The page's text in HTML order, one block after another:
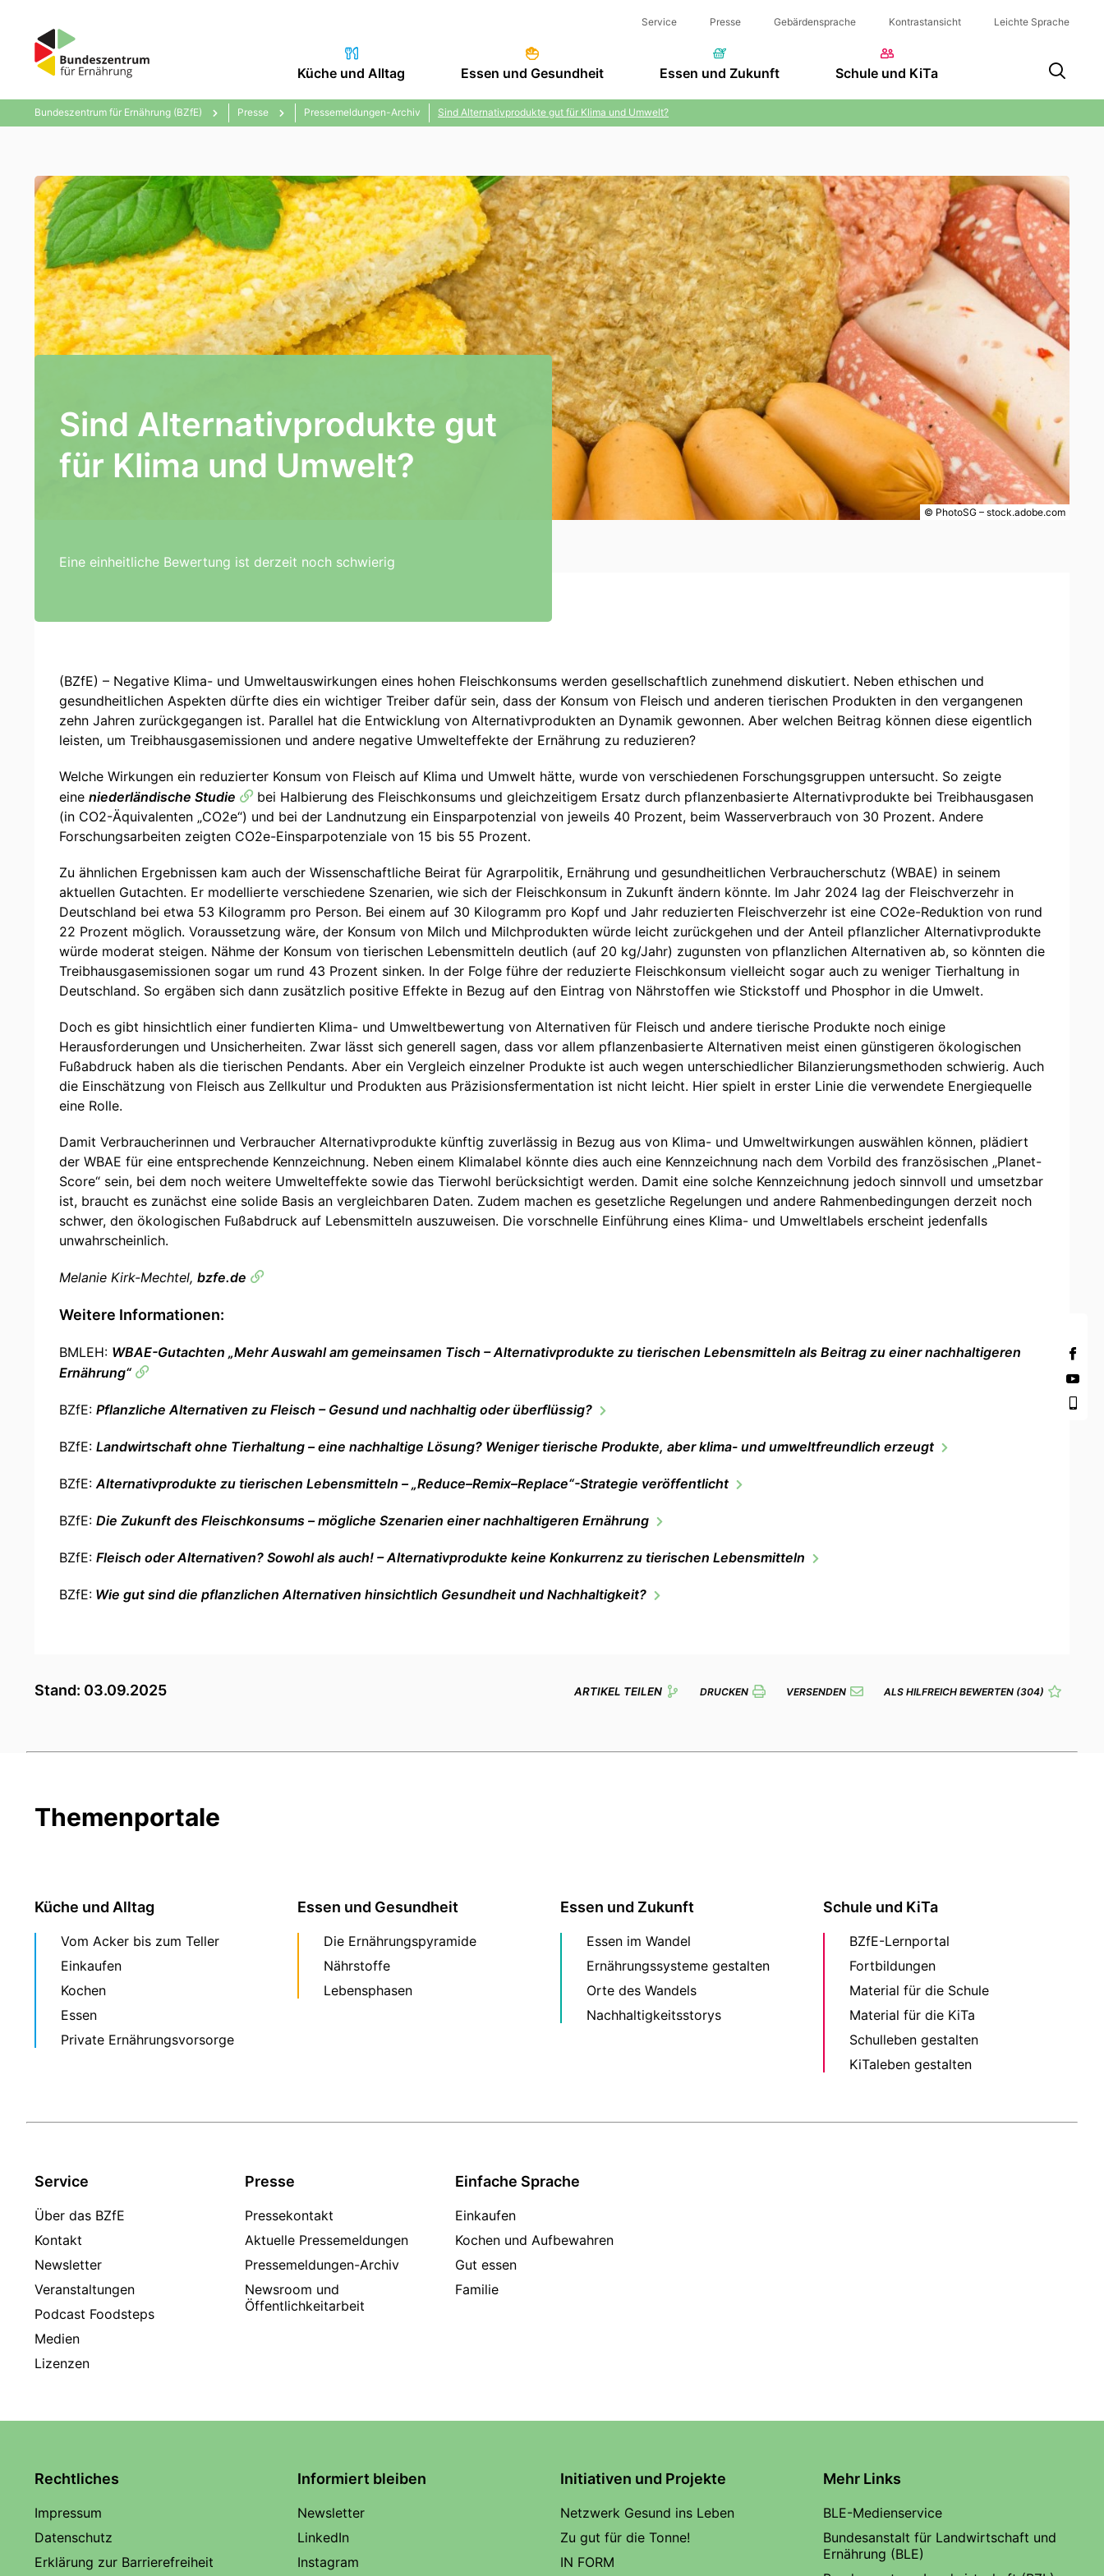
Service Presse Gebärdensprache Kontrastansicht Leichte Sprache
Küche und Alltag Essen und Gesundheit Essen und Zukunft Schule und KiTa
Bundeszentrum für Ernährung (BZfE) Presse Pressemeldungen-Archiv Sind Alternativprodukte gut für Klima und Umwelt?
Sind Alternativprodukte gut
für Klima und Umwelt?
Eine einheitliche Bewertung ist derzeit noch schwierig
© PhotoSG – stock.adobe.com
(BZfE) – Negative Klima- und Umweltauswirkungen eines hohen Fleischkonsums werden gesellschaftlich zunehmend diskutiert. Neben ethischen und
gesundheitlichen Aspekten dürfte dies ein wichtiger Treiber dafür sein, dass der Konsum von Fleisch und anderen tierischen Produkten in den vergangenen
zehn Jahren zurückgegangen ist. Parallel hat die Entwicklung von Alternativprodukten an Dynamik gewonnen. Aber welchen Beitrag können diese eigentlich
leisten, um Treibhausgasemissionen und andere negative Umwelteffekte der Ernährung zu reduzieren?
Welche Wirkungen ein reduzierter Konsum von Fleisch auf Klima und Umwelt hätte, wurde von verschiedenen Forschungsgruppen untersucht. So zeigte
eine niederländische Studie
bei Halbierung des Fleischkonsums und gleichzeitigem Ersatz durch pflanzenbasierte Alternativprodukte bei Treibhausgasen
(in CO2-Äquivalenten „CO2e“) und bei der Landnutzung ein Einsparpotenzial von jeweils 40 Prozent, beim Wasserverbrauch von 30 Prozent. Andere
Forschungsarbeiten zeigten CO2e-Einsparpotenziale von 15 bis 55 Prozent.
Zu ähnlichen Ergebnissen kam auch der Wissenschaftliche Beirat für Agrarpolitik, Ernährung und gesundheitlichen Verbraucherschutz (WBAE) in seinem
aktuellen Gutachten. Er modellierte verschiedene Szenarien, wie sich der Fleischkonsum in Zukunft ändern könnte. Im Jahr 2024 lag der Fleischverzehr in
Deutschland bei etwa 53 Kilogramm pro Person. Bei einem auf 30 Kilogramm pro Kopf und Jahr reduzierten Fleischverzehr ist eine CO2e-Reduktion von rund
22 Prozent möglich. Voraussetzung wäre, der Konsum von Milch und Milchprodukten würde leicht zurückgehen und der Anteil pflanzlicher Alternativprodukte
würde moderat steigen. Nähme der Konsum von tierischen Lebensmitteln deutlich (auf 20 kg/Jahr) zugunsten von pflanzlichen Alternativen ab, so könnten die
Treibhausgasemissionen sogar um rund 43 Prozent sinken. In der Folge führe der reduzierte Fleischkonsum vielleicht sogar auch zu weniger Tierhaltung in
Deutschland. So ergäben sich dann zusätzlich positive Effekte in Bezug auf den Eintrag von Nährstoffen wie Stickstoff und Phosphor in die Umwelt.
Doch es gibt hinsichtlich einer fundierten Klima- und Umweltbewertung von Alternativen für Fleisch und andere tierische Produkte noch einige
Herausforderungen und Unsicherheiten. Zwar lässt sich generell sagen, dass vor allem pflanzenbasierte Alternativen meist einen günstigeren ökologischen
Fußabdruck haben als die tierischen Pendants. Aber ein Vergleich einzelner Produkte ist auch wegen unterschiedlicher Bilanzierungsmethoden schwierig. Auch
die Einschätzung von Fleisch aus Zellkultur und Produkten aus Präzisionsfermentation ist nicht leicht. Hier spielt in erster Linie die verwendete Energiequelle
eine Rolle.
Damit Verbraucherinnen und Verbraucher Alternativprodukte künftig zuverlässig in Bezug aus von Klima- und Umweltwirkungen auswählen können, plädiert
der WBAE für eine entsprechende Kennzeichnung. Neben einem Klimalabel könnte dies auch eine Kennzeichnung nach dem Vorbild des französischen „Planet-
Score“ sein, bei dem noch weitere Umwelteffekte sowie das Tierwohl berücksichtigt werden. Damit eine solche Kennzeichnung jedoch sinnvoll und umsetzbar
ist, braucht es zunächst eine solide Basis an vergleichbaren Daten. Zudem machen es gesetzliche Regelungen und andere Rahmenbedingungen derzeit noch
schwer, den ökologischen Fußabdruck auf Lebensmitteln auszuweisen. Die vorschnelle Einführung eines Klima- und Umweltlabels erscheint jedenfalls
unwahrscheinlich.
Melanie Kirk-Mechtel, bzfe.de
Weitere Informationen:
BMLEH: WBAE-Gutachten „Mehr Auswahl am gemeinsamen Tisch – Alternativprodukte zu tierischen Lebensmitteln als Beitrag zu einer nachhaltigeren
Ernährung“
BZfE: Pflanzliche Alternativen zu Fleisch – Gesund und nachhaltig oder überflüssig?
BZfE: Landwirtschaft ohne Tierhaltung – eine nachhaltige Lösung? Weniger tierische Produkte, aber klima- und umweltfreundlich erzeugt
BZfE:Alternativprodukte zu tierischen Lebensmitteln – „Reduce–Remix–Replace“-Strategie veröffentlicht
BZfE: Die Zukunft des Fleischkonsums – mögliche Szenarien einer nachhaltigeren Ernährung
BZfE: Fleisch oder Alternativen? Sowohl als auch! – Alternativprodukte keine Konkurrenz zu tierischen Lebensmitteln
BZfE: Wie gut sind die pflanzlichen Alternativen hinsichtlich Gesundheit und Nachhaltigkeit?
Stand: 03.09.2025 ARTIKEL TEILEN DRUCKEN VERSENDEN ALS HILFREICH BEWERTEN (304)
Themenportale
Küche und Alltag
Vom Acker bis zum Teller
Einkaufen
Kochen
Essen
Private Ernährungsvorsorge
Essen und Gesundheit
Die Ernährungspyramide
Nährstoffe
Lebensphasen
Essen und Zukunft
Essen im Wandel
Ernährungssysteme gestalten
Orte des Wandels
Nachhaltigkeitsstorys
Schule und KiTa
BZfE-Lernportal
Fortbildungen
Material für die Schule
Material für die KiTa
Schulleben gestalten
KiTaleben gestalten
Service
Über das BZfE
Kontakt
Newsletter
Veranstaltungen
Podcast Foodsteps
Medien
Lizenzen
Presse
Pressekontakt
Aktuelle Pressemeldungen
Pressemeldungen-Archiv
Newsroom und
Öffentlichkeitarbeit
Einfache Sprache
Einkaufen
Kochen und Aufbewahren
Gut essen
Familie
Rechtliches
Impressum
Datenschutz
Erklärung zur Barrierefreiheit
Informiert bleiben
Newsletter
LinkedIn
Instagram
Initiativen und Projekte
Netzwerk Gesund ins Leben
Zu gut für die Tonne!
IN FORM
Mehr Links
BLE-Medienservice
Bundesanstalt für Landwirtschaft und
Ernährung (BLE)